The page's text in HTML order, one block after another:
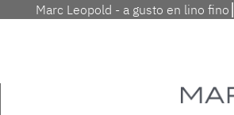
Marc Leopold - a gusto en lino